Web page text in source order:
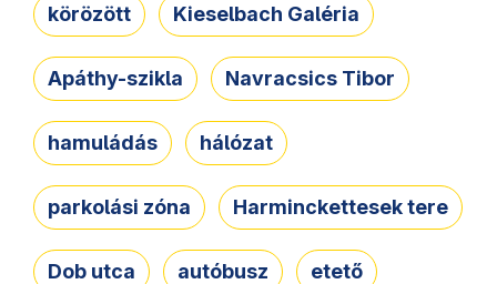
körözött Kieselbach Galéria
Apáthy-szikla Navracsics Tibor
hamuládás hálózat
parkolási zóna Harminckettesek tere
Dob utca autóbusz etető